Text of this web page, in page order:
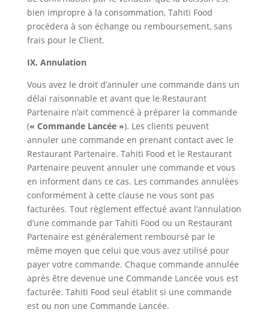
bien impropre à la consommation, Tahiti Food
procédera à son échange ou remboursement, sans
frais pour le Client.
IX. Annulation
Vous avez le droit d’annuler une commande dans un
délai raisonnable et avant que le Restaurant
Partenaire n’ait commencé à préparer la commande
(« Commande Lancée »). Les clients peuvent
annuler une commande en prenant contact avec le
Restaurant Partenaire. Tahiti Food et le Restaurant
Partenaire peuvent annuler une commande et vous
en informent dans ce cas. Les commandes annulées
conformément à cette clause ne vous sont pas
facturées. Tout règlement effectué avant l’annulation
d’une commande par Tahiti Food ou un Restaurant
Partenaire est généralement remboursé par le
même moyen que celui que vous avez utilisé pour
payer votre commande. Chaque commande annulée
après être devenue une Commande Lancée vous est
facturée. Tahiti Food seul établit si une commande
est ou non une Commande Lancée.